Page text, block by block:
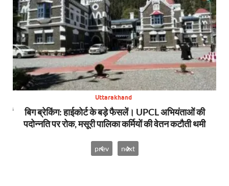
Uttarakhand
बिग ब्रेकिंग: हाईकोर्ट के बड़े फैसलें। UPCL अभियंताओं की
पदोन्नति पर रोक, मसूरी पालिका कर्मियों की वेतन कटौती थमी
prev next